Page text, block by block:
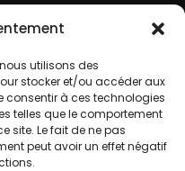
utilisons des
stocker et/ou accéder aux
consentir à ces technologies
telles que le comportement
site. Le fait de ne pas
peut avoir un effet négatif